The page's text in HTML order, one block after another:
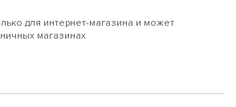
для интернет-магазина и может
магазинах